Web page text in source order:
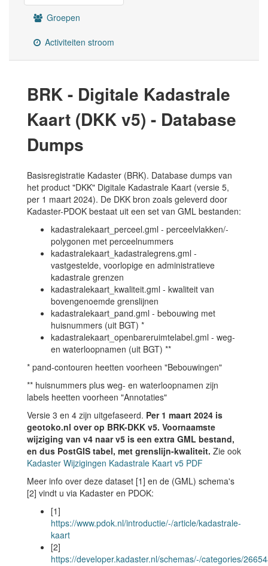
Groepen
Activiteiten stroom
BRK - Digitale Kadastrale
Kaart (DKK v5) - Database
Dumps
Basisregistratie Kadaster (BRK). Database dumps van
het product "DKK" Digitale Kadastrale Kaart (versie 5,
per 1 maart 2024). De DKK bron zoals geleverd door
Kadaster-PDOK bestaat uit een set van GML bestanden:
kadastralekaart_perceel.gml - perceelvlakken/-
polygonen met perceelnummers
kadastralekaart_kadastralegrens.gml -
vastgestelde, voorlopige en administratieve
kadastrale grenzen
kadastralekaart_kwaliteit.gml - kwaliteit van
bovengenoemde grenslijnen
kadastralekaart_pand.gml - bebouwing met
huisnummers (uit BGT) *
kadastralekaart_openbareruimtelabel.gml - weg-
en waterloopnamen (uit BGT) **
* pand-contouren heetten voorheen "Bebouwingen"
** huisnummers plus weg- en waterloopnamen zijn
labels heetten voorheen "Annotaties"
Versie 3 en 4 zijn uitgefaseerd. Per 1 maart 2024 is
geotoko.nl over op BRK-DKK v5. Voornaamste
wijziging van v4 naar v5 is een extra GML bestand,
en dus PostGIS tabel, met grenslijn-kwaliteit. Zie ook
Kadaster Wijzigingen Kadastrale Kaart v5 PDF
Meer info over deze dataset [1] en de (GML) schema's
[2] vindt u via Kadaster en PDOK:
[1]
https://www.pdok.nl/introductie/-/article/kadastrale-
kaart
[2]
https://developer.kadaster.nl/schemas/-/categories/